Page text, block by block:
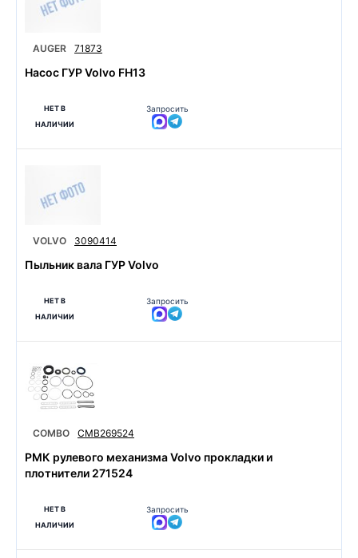
AUGER 71873
Насос ГУР Volvo FH13
НЕТ В
НАЛИЧИИ
Запросить
VOLVO 3090414
Пыльник вала ГУР Volvo
НЕТ В
НАЛИЧИИ
Запросить
COMBO CMB269524
РМК рулевого механизма Volvo прокладки и
плотнители 271524
НЕТ В
НАЛИЧИИ
Запросить